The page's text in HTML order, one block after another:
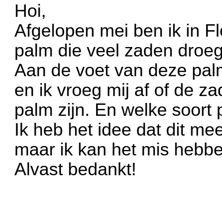
Hoi,
Afgelopen mei ben ik in
palm die veel zaden
Aan de voet van deze
en ik vroeg mij af of de
palm zijn. En welke soort
Ik heb het idee dat dit
maar ik kan het mis
Alvast bedankt!